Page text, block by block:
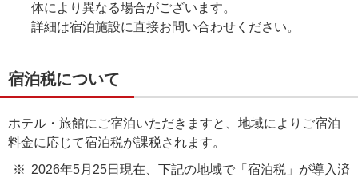
体により異なる場合がございます。
詳細は宿泊施設に直接お問い合わせください。
宿泊税について
ホテル・旅館にご宿泊いただきますと、地域によりご宿泊
料金に応じて宿泊税が課税されます。
2026年5月25日現在、下記の地域で「宿泊税」が導入済